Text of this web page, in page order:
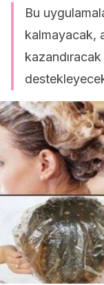
Bu
kalmayacak,
kazandıracak